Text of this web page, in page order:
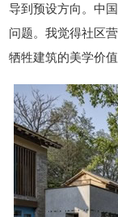
导到预设方向。中
问题。我觉得社区
牺牲建筑的美学价值